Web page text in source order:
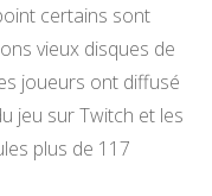
certains sont
vieux disques de
joueurs ont diffusé
jeu sur Twitch et les
plus de 117